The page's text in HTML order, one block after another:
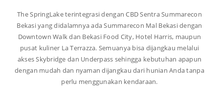
The SpringLake terintegrasi dengan CBD Sentra Summarecon
Bekasi yang didalamnya ada Summarecon Mal Bekasi dengan
Downtown Walk dan Bekasi Food City, Hotel Harris, maupun
pusat kuliner La Terrazza. Semuanya bisa dijangkau melalui
akses Skybridge dan Underpass sehingga kebutuhan apapun
dengan mudah dan nyaman dijangkau dari hunian Anda tanpa
perlu menggunakan kendaraan.